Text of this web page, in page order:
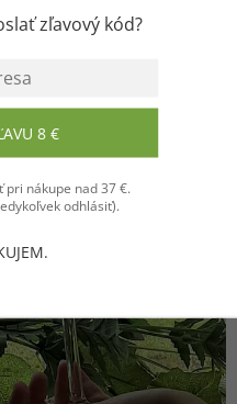
zľavový kód?
8 €
pri nákupe nad 37 €.
odhlásiť).